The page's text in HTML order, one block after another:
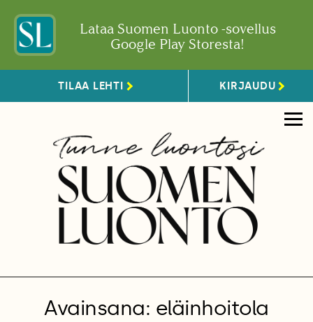
Lataa Suomen Luonto -sovellus
Google Play Storesta!
TILAA LEHTI KIRJAUDU
Avainsana: eläinhoitola